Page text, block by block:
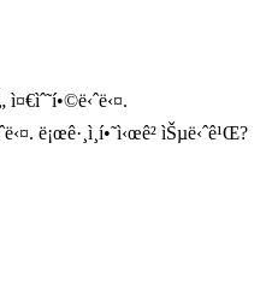
ì¤€ìˆ˜í•©ë‹ˆë‹¤.
ë¡œê·¸ì¸í•˜ì‹œê² ìŠµë‹ˆê¹Œ?